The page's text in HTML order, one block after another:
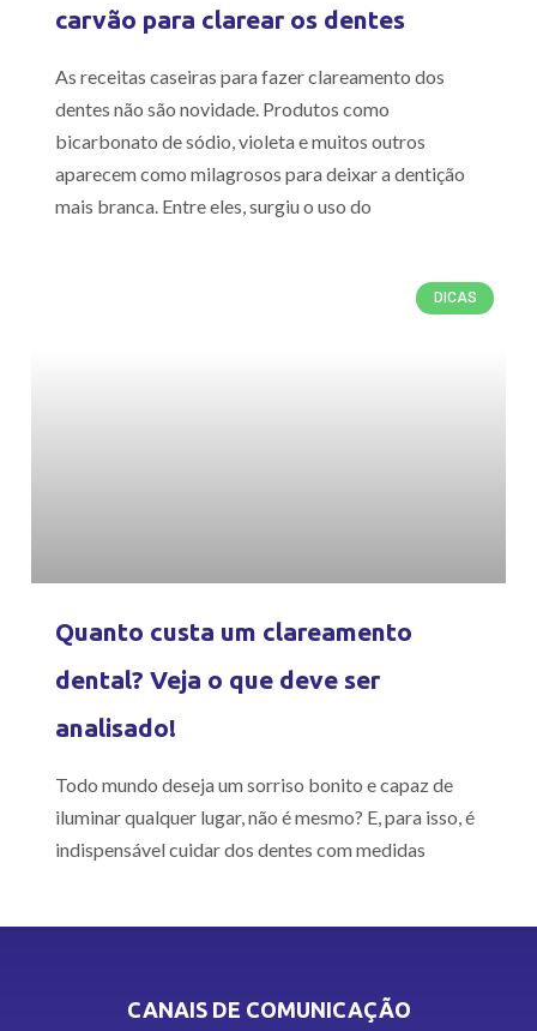
carvão para clarear os dentes
As receitas caseiras para fazer clareamento dos
dentes não são novidade. Produtos como
bicarbonato de sódio, violeta e muitos outros
aparecem como milagrosos para deixar a dentição
mais branca. Entre eles, surgiu o uso do
DICAS
Quanto custa um clareamento
dental? Veja o que deve ser
analisado!
Todo mundo deseja um sorriso bonito e capaz de
iluminar qualquer lugar, não é mesmo? E, para isso, é
indispensável cuidar dos dentes com medidas
CANAIS DE COMUNICAÇÃO